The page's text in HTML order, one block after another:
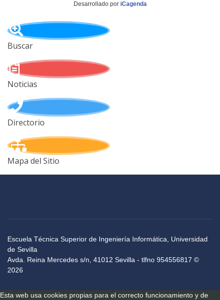
Desarrollado por iCagenda
Buscar
Noticias
Directorio
Mapa del Sitio
Escuela Técnica Superior de Ingeniería Informática, Universidad
de Sevilla
Avda. Reina Mercedes s/n, 41012 Sevilla - tlfno 954556817 ©
2026
Esta web usa cookies propias para el correcto funcionamiento y de